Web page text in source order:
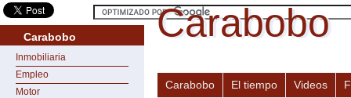
Carabobo
Inmobiliaria
Empleo
Motor
Carabobo
Carabobo
Carabobo El tiempo Videos